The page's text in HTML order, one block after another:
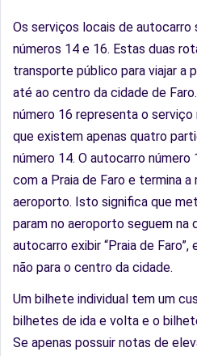
Os serviços locais de autocarro
números 14 e 16. Estas duas
transporte público para viajar a
até ao centro da cidade de
número 16 representa o
que existem apenas quatro
número 14. O autocarro número
com a Praia de Faro e termina a
aeroporto. Isto significa que
param no aeroporto seguem na
autocarro exibir “Praia de
não para o centro da cidade.
Um bilhete individual tem um
bilhetes de ida e volta e o
Se apenas possuir notas de